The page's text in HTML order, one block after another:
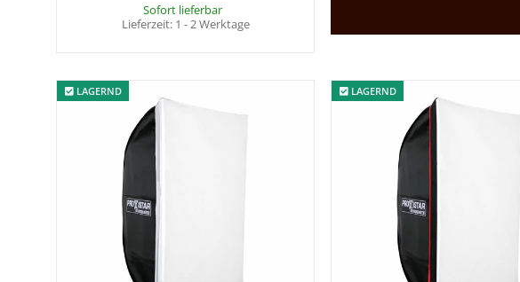
Sofort lieferbar
Lieferzeit: 1 - 2 Werktage
LAGERND
LAGERND LAGERND
LAGERND